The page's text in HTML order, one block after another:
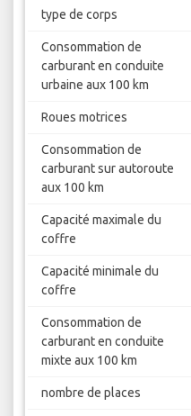
type de corps
Consommation de
carburant en conduite
urbaine aux 100 km
Roues motrices
Consommation de
carburant sur autoroute
aux 100 km
Capacité maximale du
coffre
Capacité minimale du
coffre
Consommation de
carburant en conduite
mixte aux 100 km
nombre de places